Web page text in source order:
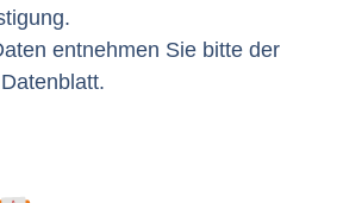
entnehmen Sie bitte der